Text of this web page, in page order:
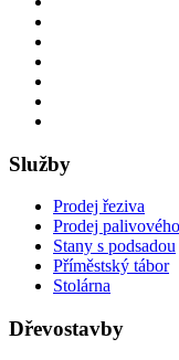
Služby
Prodej řeziva
Prodej
Stany s podsadou
Příměstský tábor
Stolárna
Dřevostavby